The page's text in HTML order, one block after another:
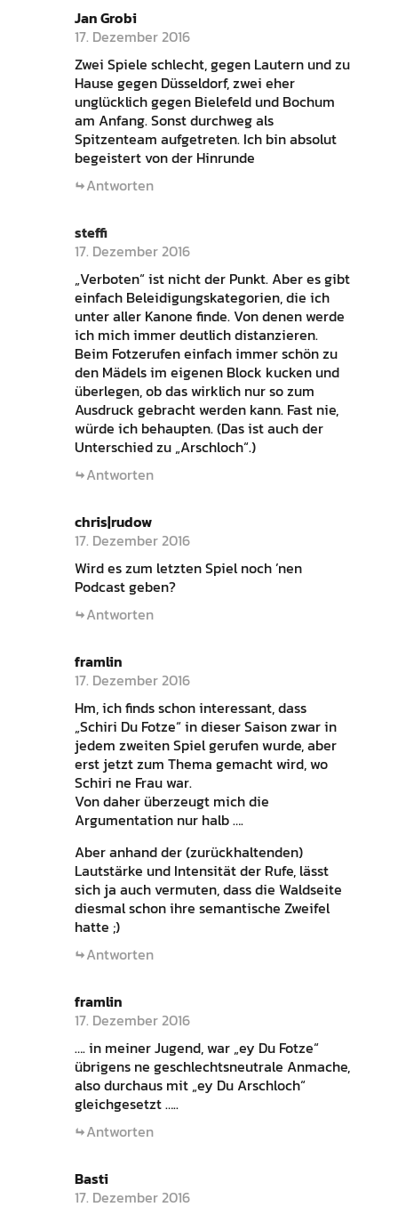
Jan Grobi
17. Dezember 2016
Zwei Spiele schlecht, gegen Lautern und zu
Hause gegen Düsseldorf, zwei eher
unglücklich gegen Bielefeld und Bochum
am Anfang. Sonst durchweg als
Spitzenteam aufgetreten. Ich bin absolut
begeistert von der Hinrunde
Antworten
steffi
17. Dezember 2016
„Verboten“ ist nicht der Punkt. Aber es gibt
einfach Beleidigungskategorien, die ich
unter aller Kanone finde. Von denen werde
ich mich immer deutlich distanzieren.
Beim Fotzerufen einfach immer schön zu
den Mädels im eigenen Block kucken und
überlegen, ob das wirklich nur so zum
Ausdruck gebracht werden kann. Fast nie,
würde ich behaupten. (Das ist auch der
Unterschied zu „Arschloch“.)
Antworten
chris|rudow
17. Dezember 2016
Wird es zum letzten Spiel noch ’nen
Podcast geben?
Antworten
framlin
17. Dezember 2016
Hm, ich finds schon interessant, dass
„Schiri Du Fotze“ in dieser Saison zwar in
jedem zweiten Spiel gerufen wurde, aber
erst jetzt zum Thema gemacht wird, wo
Schiri ne Frau war.
Von daher überzeugt mich die
Argumentation nur halb ….
Aber anhand der (zurückhaltenden)
Lautstärke und Intensität der Rufe, lässt
sich ja auch vermuten, dass die Waldseite
diesmal schon ihre semantische Zweifel
hatte ;)
Antworten
framlin
17. Dezember 2016
…. in meiner Jugend, war „ey Du Fotze“
übrigens ne geschlechtsneutrale Anmache,
also durchaus mit „ey Du Arschloch“
gleichgesetzt …..
Antworten
Basti
17. Dezember 2016